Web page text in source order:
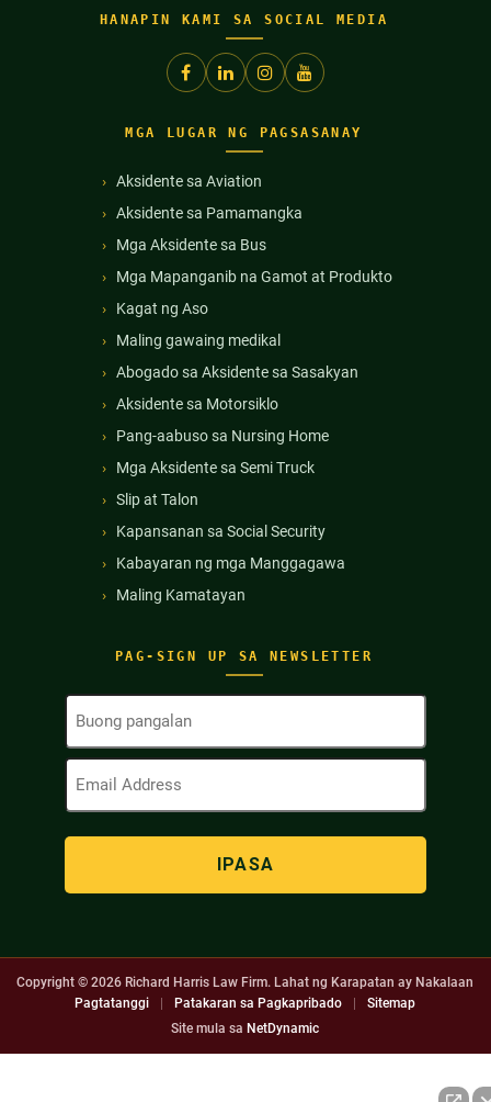
HANAPIN KAMI SA SOCIAL MEDIA
PAG-SIGN UP SA NEWSLETTER
Buong
(Kinakailangan)
Email
(Kinakailangan)
MGA LUGAR NG PAGSASANAY
Aksidente sa Aviation
Aksidente sa Pamamangka
Mga Aksidente sa Bus
Mga Mapanganib na Gamot at Produkto
Kagat ng Aso
Maling gawaing medikal
Abogado sa Aksidente sa Sasakyan
Aksidente sa Motorsiklo
Pang-aabuso sa Nursing Home
Mga Aksidente sa Semi Truck
Slip at Talon
Kapansanan sa Social Security
Kabayaran ng mga Manggagawa
Maling Kamatayan
Copyright © 2026 Richard Harris Law Firm. Lahat ng Karapatan ay Nakalaan
Pagtatanggi
Patakaran sa Pagkapribado
Sitemap
Site mula sa NetDynamic